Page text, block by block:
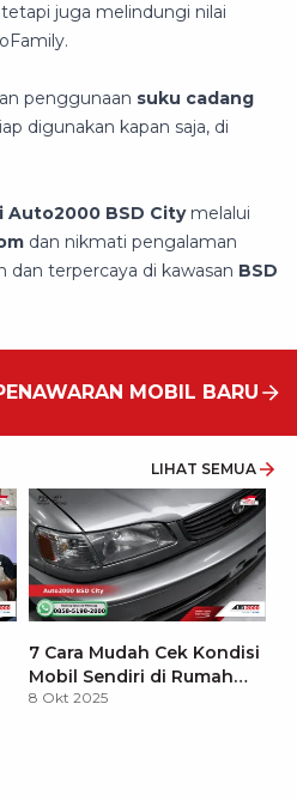
juga melindungi nilai
penggunaan suku cadang
digunakan kapan saja, di
Auto2000 BSD Citymelalui
dan nikmati pengalaman
dan terpercaya di kawasan BSD
MOBIL BARU
LIHAT SEMUA
7 Cara Mudah Cek Kondisi
Mobil Sendiri di Rumah
untuk AutoFamily BSD City
8 Okt 2025